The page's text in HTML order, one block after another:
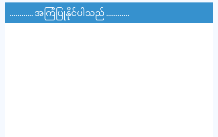
............ အကြံပြုနိုင်ပါသည် ............